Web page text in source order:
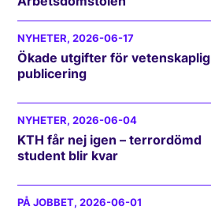
NYHETER, 2026-06-17
Ökade utgifter för vetenskaplig
publicering
NYHETER, 2026-06-04
KTH får nej igen – terrordömd
student blir kvar
PÅ JOBBET, 2026-06-01